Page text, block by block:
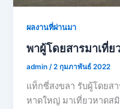
ผลงานที่ผ่านมา
พาผู้โดยสารมาเที่
admin /2 กุมภาพันธ์ 2022
แท็กซี่สงขลา รับผู้โดยส
หาดใหญ่ มาเที่ยวหาดส